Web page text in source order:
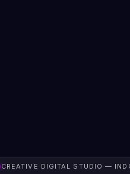
CREATIVE DIGITAL STUDIO —